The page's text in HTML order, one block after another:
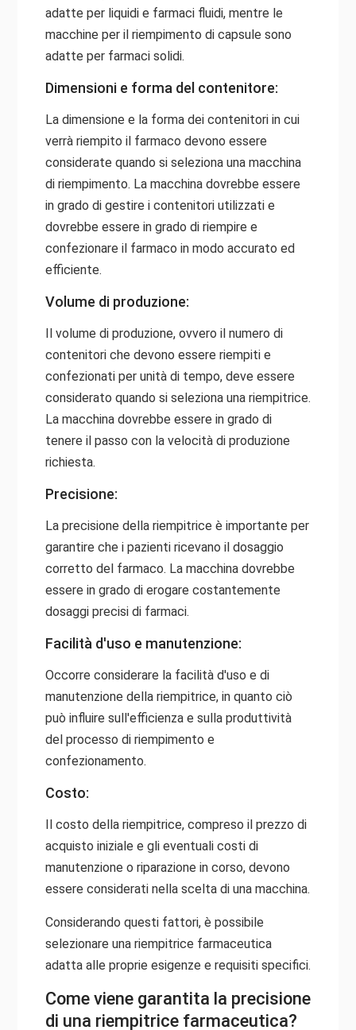
adatte per liquidi e farmaci fluidi, mentre le
macchine per il riempimento di capsule sono
adatte per farmaci solidi.
Dimensioni e forma del contenitore:
La dimensione e la forma dei contenitori in cui
verrà riempito il farmaco devono essere
considerate quando si seleziona una macchina
di riempimento. La macchina dovrebbe essere
in grado di gestire i contenitori utilizzati e
dovrebbe essere in grado di riempire e
confezionare il farmaco in modo accurato ed
efficiente.
Volume di produzione:
Il volume di produzione, ovvero il numero di
contenitori che devono essere riempiti e
confezionati per unità di tempo, deve essere
considerato quando si seleziona una riempitrice.
La macchina dovrebbe essere in grado di
tenere il passo con la velocità di produzione
richiesta.
Precisione:
La precisione della riempitrice è importante per
garantire che i pazienti ricevano il dosaggio
corretto del farmaco. La macchina dovrebbe
essere in grado di erogare costantemente
dosaggi precisi di farmaci.
Facilità d'uso e manutenzione:
Occorre considerare la facilità d'uso e di
manutenzione della riempitrice, in quanto ciò
può influire sull'efficienza e sulla produttività
del processo di riempimento e
confezionamento.
Costo:
Il costo della riempitrice, compreso il prezzo di
acquisto iniziale e gli eventuali costi di
manutenzione o riparazione in corso, devono
essere considerati nella scelta di una macchina.
Considerando questi fattori, è possibile
selezionare una riempitrice farmaceutica
adatta alle proprie esigenze e requisiti specifici.
Come viene garantita la precisione
di una riempitrice farmaceutica?